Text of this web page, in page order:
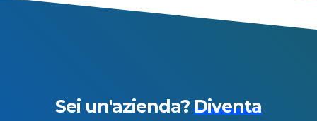
Sei un'azienda? Diventa